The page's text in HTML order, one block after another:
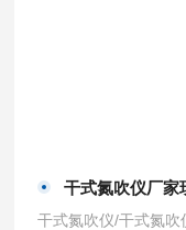
干式氮吹仪厂家
干式氮吹仪/干式氮